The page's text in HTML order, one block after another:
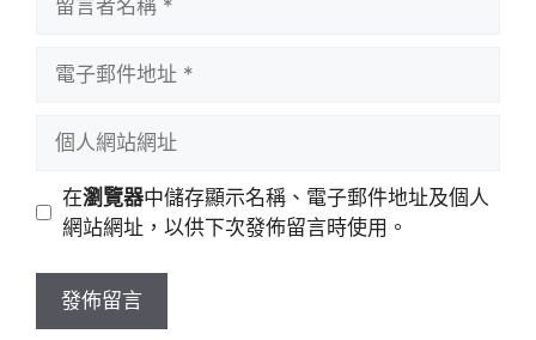
址
站
址
在瀏覽器中儲存顯示名稱、電子郵件地址及個人
網站網址，以供下次發佈留言時使用。